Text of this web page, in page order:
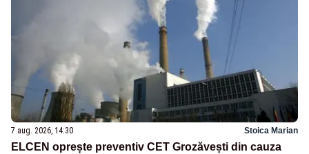
7 aug. 2026, 14:30 Stoica Marian
ELCEN oprește preventiv CET Grozăvești din cauza